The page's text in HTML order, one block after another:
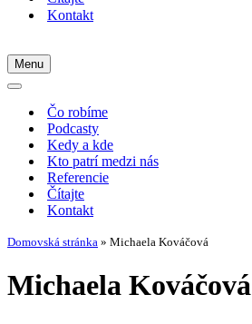
Kontakt
Menu
Menu
Menu
navigácieČo robíme
Podcasty
Kedy a kde
Kto patrí medzi nás
Referencie
Čítajte
Kontakt
Domovská stránka » Michaela Kováčová
Michaela Kováčová